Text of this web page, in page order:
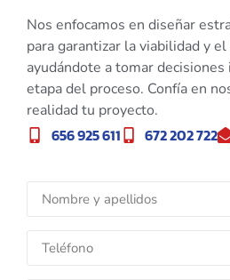
Nos enfocamos en diseñar
para garantizar la viabilidad y
ayudándote a tomar decisiones
etapa del proceso. Confía en
realidad tu proyecto.
656 925 611 672 202 722